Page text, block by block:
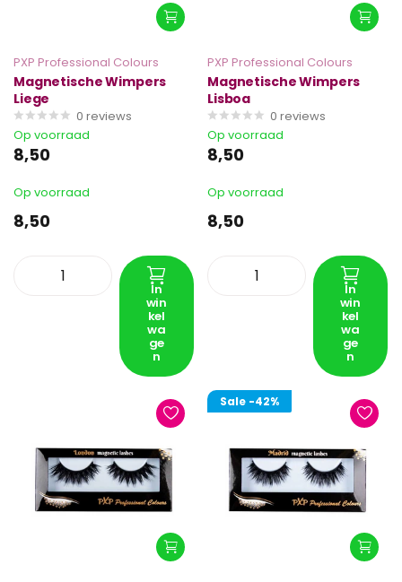
PXP Professional Colours
Magnetische Wimpers
Liege
0 reviews
Op voorraad
8,50
Op voorraad
8,50
In
win
kel
wa
ge
n
PXP Professional Colours
Magnetische Wimpers
Lisboa
0 reviews
Op voorraad
8,50
Op voorraad
8,50
In
win
kel
wa
ge
n
Sale -42%